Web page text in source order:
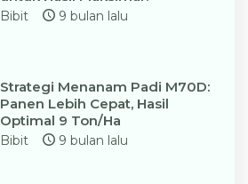
Bibit 9 bulan lalu
Strategi Menanam Padi M70D:
Panen Lebih Cepat, Hasil
Optimal 9 Ton/Ha
Bibit 9 bulan lalu